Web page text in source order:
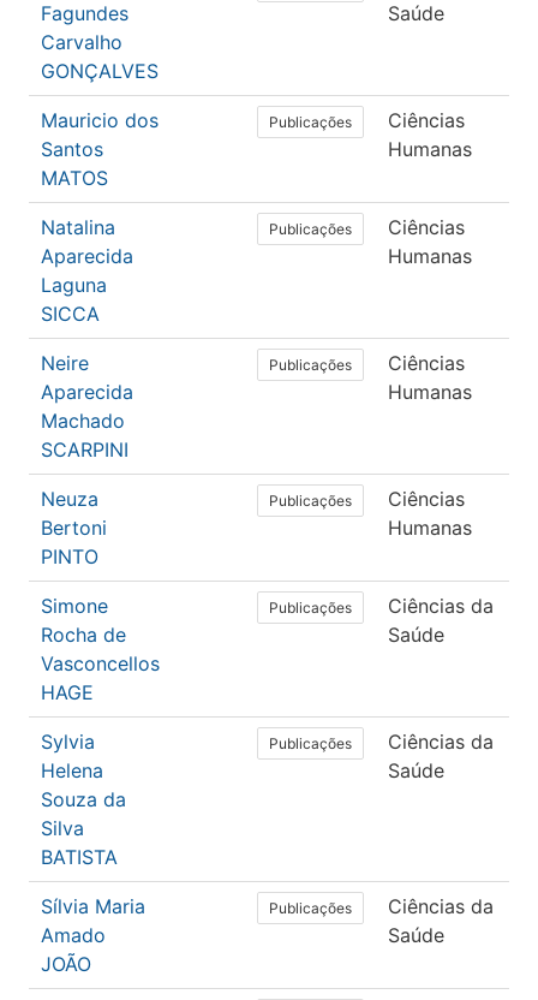
Fagundes
Carvalho
GONÇALVES
Saúde
Mauricio dos
Santos
MATOS
Publicações
Ciências
Humanas
Natalina
Aparecida
Laguna
SICCA
Publicações
Ciências
Humanas
Neire
Aparecida
Machado
SCARPINI
Publicações
Ciências
Humanas
Neuza
Bertoni
PINTO
Publicações
Ciências
Humanas
Simone
Rocha de
Vasconcellos
HAGE
Publicações
Ciências da
Saúde
Sylvia
Helena
Souza da
Silva
BATISTA
Publicações
Ciências da
Saúde
Sílvia Maria
Amado
JOÃO
Publicações
Ciências da
Saúde